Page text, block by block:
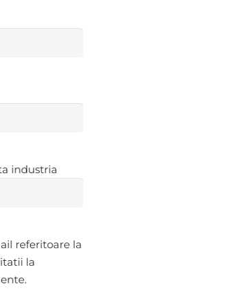
industria
referitoare la
la